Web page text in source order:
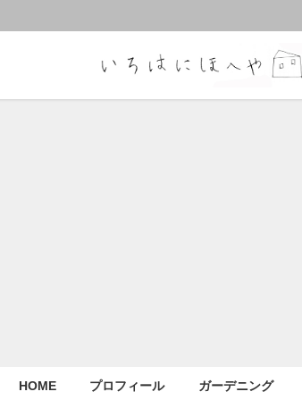
HOME プロフィール ガーデニング